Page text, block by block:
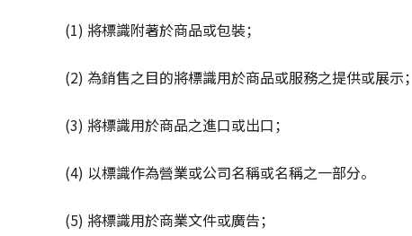
(1) 將標識附著於商品或包裝；
(2) 為銷售之目的將標識用於商品或服務之提供或展示；
(3) 將標識用於商品之進口或出口；
(4) 以標識作為營業或公司名稱或名稱之一部分。
(5) 將標識用於商業文件或廣告；